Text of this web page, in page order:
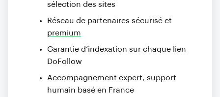
sélection des sites
Réseau de partenaires sécurisé et
premium
Garantie d’indexation sur chaque lien
DoFollow
Accompagnement expert, support
humain basé en France